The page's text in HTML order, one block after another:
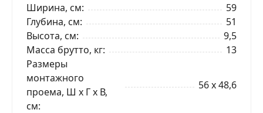
Ширина, см
59
Глубина, см
51
Высота, см
9,5
Масса брутто, кг
13
Размеры
монтажного
проема, Ш x Г x В,
см
56 x 48,6